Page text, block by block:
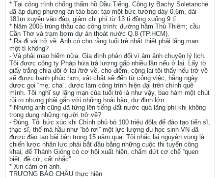
* Tại công trình chống thấm hồ Dầu Tiếng, Công ty Bachy Soletanche
đã áp dụng phương án táo bạo: tạo một bức tường dày 0,6m, dài
181m xuyên vào đập, giảm chi phí từ 13 tỉ đồng xuống 9 tỉ .
* Năm 2005 trúng thầu các công trình: đường hầm Thủ Thiêm; cầu
Cần Thơ và trạm bơm dự án thoát nước Q.8 (TP.HCM).
* Ra đi và trở về. Anh có cho rằng tuổi trẻ nhất thiết phải lãng mạn
một tí không?
- Và phải mạo hiểm nữa. Gia đình phản đối vì ám ảnh chuyện lý lịch.
Tôi được công ty Pháp hứa trả lương gấp nhiều lần nếu ở lại. Lấy tờ
giấy trắng chia đôi ở lại /trở về, cho điểm, cộng lại tôi thấy nếu trở về
sẽ được hạnh phúc hơn, vật chất sẽ đến từ công việc, hằng ngày
được gọi “mẹ, cha”, được làm công trình hiện đại trên chính quê
mình. Tôi nghĩ sự lãng mạn của tuổi trẻ là như vậy, bao hàm một chút
rủi ro nhưng phải gắn với những hoài bão, dự định lớn.
* Nhưng anh cũng đã từng lên tiếng đất nước quá lãng phí khi không
trọng dụng những người trở về?
- Đúng. Tôi bức xúc khi Chính phủ bỏ 100 triệu đôla để đào tạo tiến sĩ,
thạc sĩ, thế mà hầu như “bỏ rơi” một lực lượng du học sinh VN đã
được đào tạo bài bản trong 15 năm qua. Tôi nhắc lại nguyện vọng là
chiến lược nhân lực phải bắt đầu bằng những cuộc thi tuyển công
khai, để Thánh Gióng có cơ hội xuất hiện, chấm dứt cơ chế “quen
biết, đề cử, cất nhắc”.
* Xin cảm ơn anh.
TRƯƠNG BẢO CHÂU thực hiện